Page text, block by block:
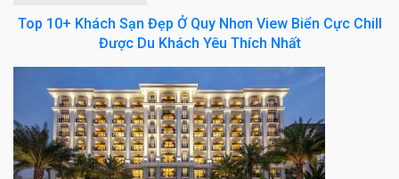
Top 10+ Khách Sạn Đẹp Ở Quy Nhơn View Biển Cực Chill
Được Du Khách Yêu Thích Nhất